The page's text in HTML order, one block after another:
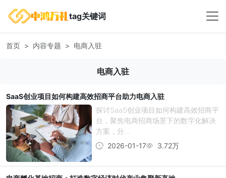
tag关键词
首页 内容专题 电商入驻
电商入驻
SaaS创业项目如何构建高效招商平台助力电商入驻
探讨SaaS创业项目如何构建高效招商平
台，聚焦电商招商场景下的数字化解决
方案，分...
2026-01-17
3.72万